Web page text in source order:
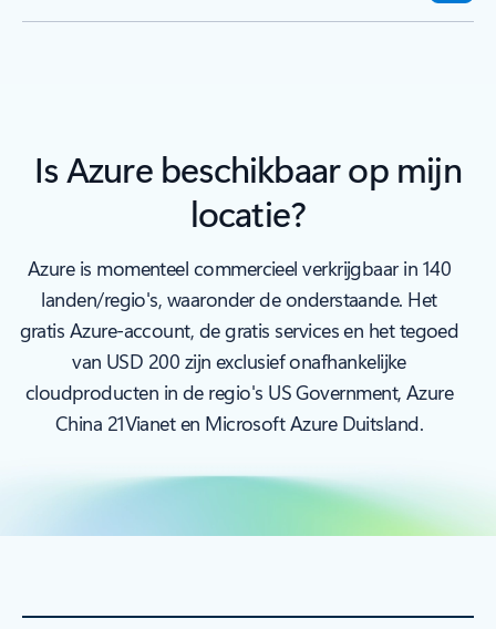
Is Azure beschikbaar op mijn
locatie?
Azure is momenteel commercieel verkrijgbaar in 140
landen/regio's, waaronder de onderstaande. Het
gratis Azure-account, de gratis services en het tegoed
van USD 200 zijn exclusief onafhankelijke
cloudproducten in de regio's US Government, Azure
China 21Vianet en Microsoft Azure Duitsland.